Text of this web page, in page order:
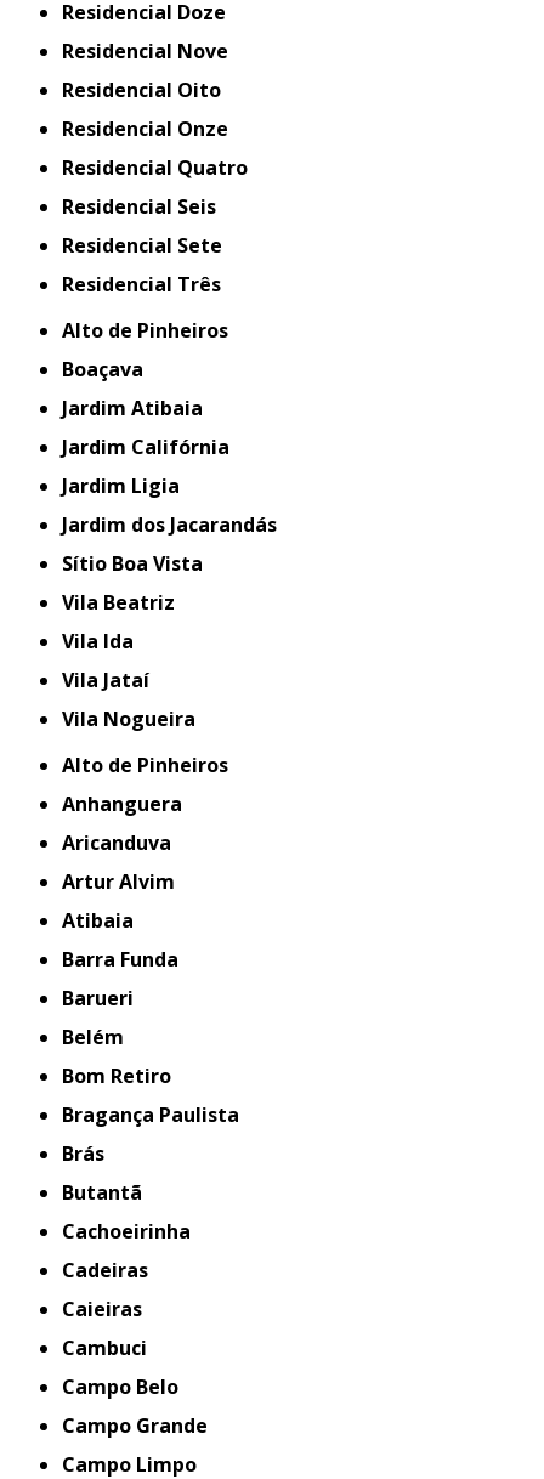
Residencial Doze
Residencial Nove
Residencial Oito
Residencial Onze
Residencial Quatro
Residencial Seis
Residencial Sete
Residencial Três
Alto de Pinheiros
Boaçava
Jardim Atibaia
Jardim Califórnia
Jardim Ligia
Jardim dos Jacarandás
Sítio Boa Vista
Vila Beatriz
Vila Ida
Vila Jataí
Vila Nogueira
Alto de Pinheiros
Anhanguera
Aricanduva
Artur Alvim
Atibaia
Barra Funda
Barueri
Belém
Bom Retiro
Bragança Paulista
Brás
Butantã
Cachoeirinha
Cadeiras
Caieiras
Cambuci
Campo Belo
Campo Grande
Campo Limpo